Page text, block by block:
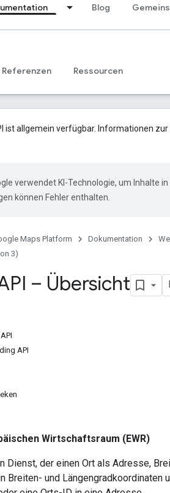
Blog
Referenzen Ressourcen
ist allgemein verfügbar. Informationen
verwendet KI-Technologie, um Inhalte
können Fehler enthalten.
Maps Platform Dokumentation
3)
– Übersicht
API
Wirtschaftsraum (EWR)
Dienst, der einen Ort als Adresse,
Breiten- und